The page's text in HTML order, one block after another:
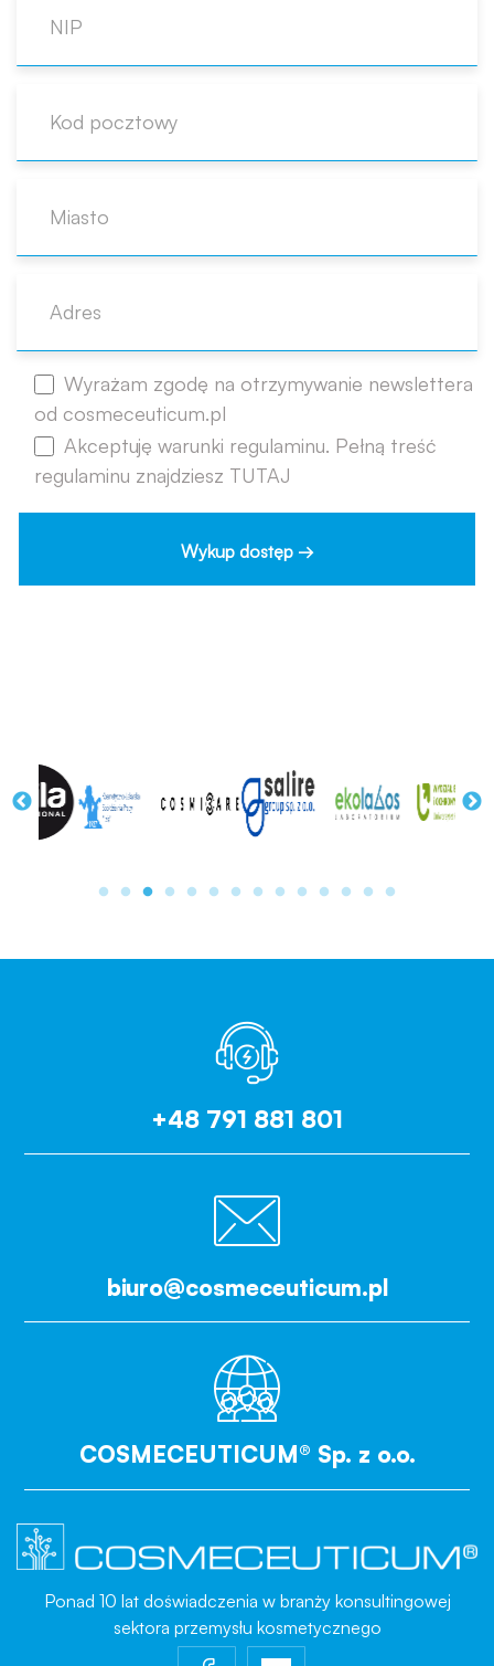
Wyrażam zgodę na otrzymywanie newslettera
od cosmeceuticum.pl
Akceptuję warunki regulaminu. Pełną treść
regulaminu znajdziesz TUTAJ
+48 791 881 801
biuro@cosmeceuticum.pl
COSMECEUTICUM® Sp. z o.o.
Ponad 10 lat doświadczenia w branży konsultingowej
sektora przemysłu kosmetycznego